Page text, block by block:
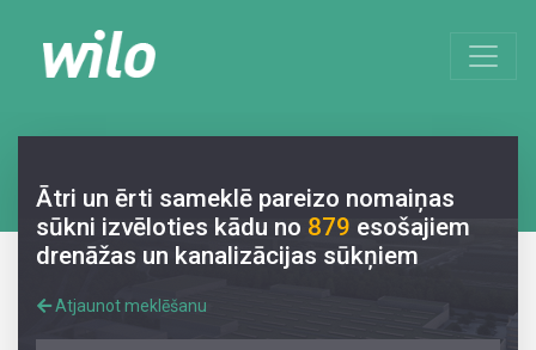
Ātri un ērti sameklē pareizo nomaiņas
sūkni izvēloties kādu no 879 esošajiem
drenāžas un kanalizācijas sūkņiem
Atjaunot meklēšanu